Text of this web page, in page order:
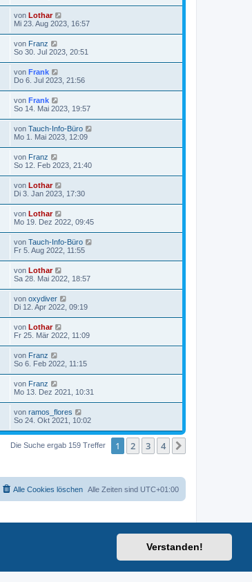
Verstanden!
von Lothar
Mi 23. Aug 2023, 16:57
von Franz
So 30. Jul 2023, 20:51
von Frank
Do 6. Jul 2023, 21:56
von Frank
So 14. Mai 2023, 19:57
von Tauch-Info-Büro
Mo 1. Mai 2023, 12:09
von Franz
So 12. Feb 2023, 21:40
von Lothar
Di 3. Jan 2023, 17:30
von Lothar
Mo 19. Dez 2022, 09:45
von Tauch-Info-Büro
Fr 5. Aug 2022, 11:55
von Lothar
Sa 28. Mai 2022, 18:57
von oxydiver
Di 12. Apr 2022, 09:19
von Lothar
Fr 25. Mär 2022, 11:09
von Franz
So 6. Feb 2022, 11:15
von Franz
Mo 13. Dez 2021, 10:31
von ramos_flores
So 24. Okt 2021, 10:02
Die Suche ergab 159 Treffer 1 2 3 4
Alle Zeiten sind UTC+01:00
Alle Cookies löschen